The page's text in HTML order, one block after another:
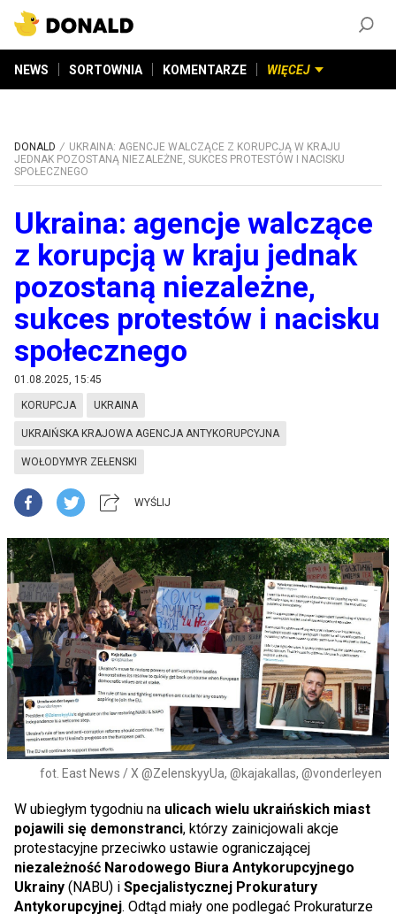
NEWS SORTOWNIA KOMENTARZE WIĘCEJ
DONALD
UKRAINA: AGENCJE WALCZĄCE Z KORUPCJĄ W KRAJU
JEDNAK POZOSTANĄ NIEZALEŻNE, SUKCES PROTESTÓW I NACISKU
SPOŁECZNEGO
Ukraina: agencje walczące
z korupcją w kraju jednak
pozostaną niezależne,
sukces protestów i nacisku
społecznego
01.08.2025, 15:45
KORUPCJA UKRAINA
UKRAIŃSKA KRAJOWA AGENCJA ANTYKORUPCYJNA
WOŁODYMYR ZEŁENSKI
WYŚLIJ
fot. East News / X @ZelenskyyUa, @kajakallas, @vonderleyen
W ubiegłym tygodniu na ulicach wielu ukraińskich miast
pojawili się demonstranci, którzy zainicjowali akcje
protestacyjne przeciwko ustawie ograniczającej
niezależność Narodowego Biura Antykorupcyjnego
Ukrainy (NABU) i Specjalistycznej Prokuratury
Antykorupcyjnej. Odtąd miały one podlegać Prokuraturze